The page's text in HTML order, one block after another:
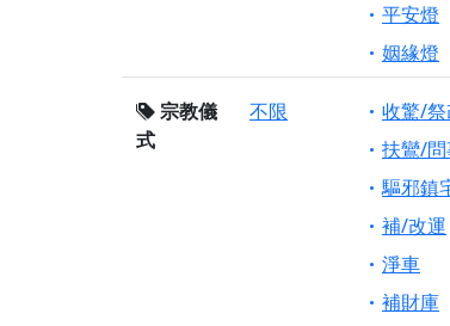
平安燈
姻緣燈
宗教儀
式
不限
收驚/祭
扶鸞/
驅邪鎮
補/改運
淨車
補財庫